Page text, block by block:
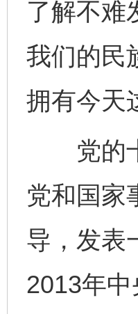
了解不难
我们的民
拥有今天
党的十
党和国家
导，发表
2013年